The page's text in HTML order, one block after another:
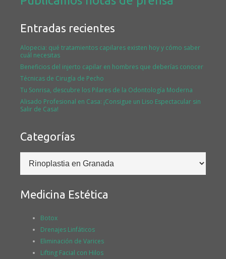
Entradas recientes
Alopecia: qué tratamientos capilares existen hoy y cómo saber
cuál necesitas
Beneficios del injerto capilar en hombres que deberías conocer
Técnicas de Cirugía de Pecho
Tu Sonrisa, descubre los Pilares de la Odontología Moderna
Alisado Profesional en Casa: ¡Consigue un Liso Espectacular sin
Salir de Casa!
Categorías
Categorías
Medicina Estética
Botox
Drenajes Linfáticos
Eliminación de Varices
Lifting Facial con Hilos